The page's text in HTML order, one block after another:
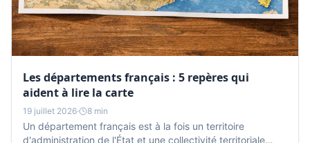
Les départements français : 5 repères qui
aident à lire la carte
19 juillet 2026· 8 min
Un département français est à la fois un territoire
d'administration de l'État et une collectivité territoriale